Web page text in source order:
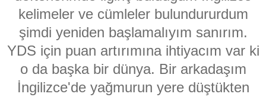
kelimeler ve cümleler bulundururdum
şimdi yeniden başlamalıyım sanırım.
YDS için puan artırımına ihtiyacım var ki
o da başka bir dünya. Bir arkadaşım
İngilizce'de yağmurun yere düştükten